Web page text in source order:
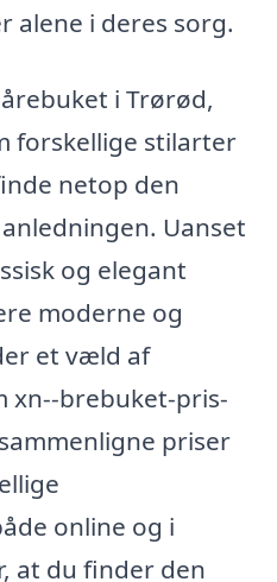
alene i deres sorg.
i Trørød,
forskellige stilarter
netop den
Uanset
og elegant
moderne og
et væld af
xn--brebuket-pris-
priser
online og i
at du finder den